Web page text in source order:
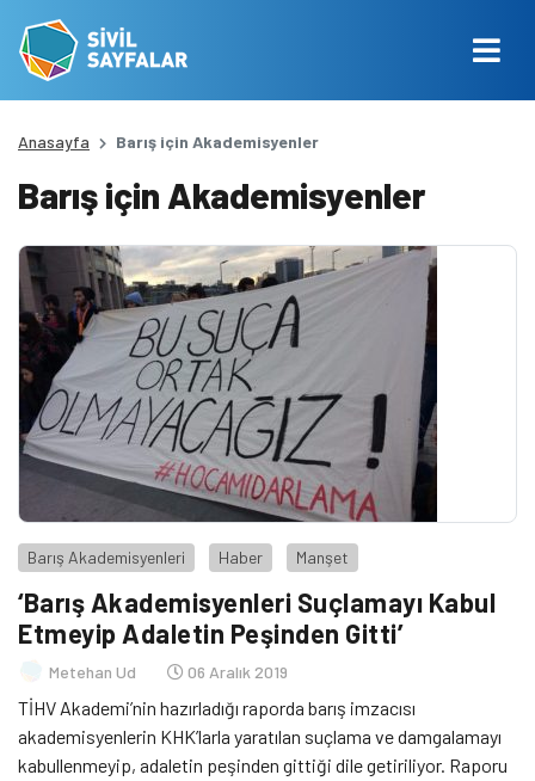
Anasayfa Barış için Akademisyenler
Barış için Akademisyenler
Barış Akademisyenleri Haber Manşet
‘Barış Akademisyenleri Suçlamayı Kabul
Etmeyip Adaletin Peşinden Gitti’
Metehan Ud 06 Aralık 2019
TİHV Akademi’nin hazırladığı raporda barış imzacısı
akademisyenlerin KHK’larla yaratılan suçlama ve damgalamayı
kabullenmeyip, adaletin peşinden gittiği dile getiriliyor. Raporu